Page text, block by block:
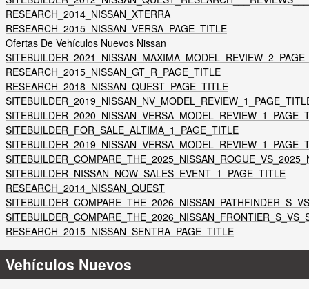
RESEARCH_2014_NISSAN_XTERRA
RESEARCH_2015_NISSAN_VERSA_PAGE_TITLE
Ofertas De Vehículos Nuevos Nissan
RESEARCH_2015_NISSAN_GT_R_PAGE_TITLE
RESEARCH_2018_NISSAN_QUEST_PAGE_TITLE
SITEBUILDER_FOR_SALE_ALTIMA_1_PAGE_TITLE
SITEBUILDER_NISSAN_NOW_SALES_EVENT_1_PAGE_TITLE
RESEARCH_2014_NISSAN_QUEST
RESEARCH_2015_NISSAN_SENTRA_PAGE_TITLE
Vehículos Nuevos